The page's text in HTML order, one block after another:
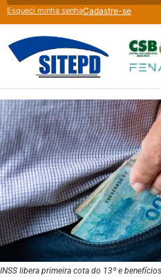
Esqueci minha senhaCadastre-se
INSS libera primeira cota do 13º e